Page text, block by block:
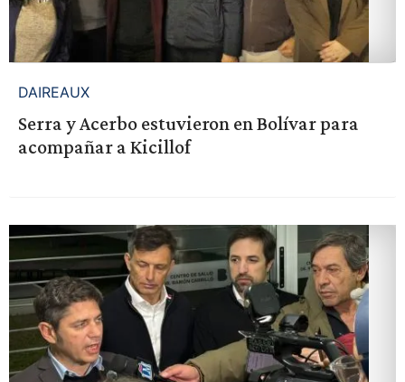
DAIREAUX
Serra y Acerbo estuvieron en Bolívar para
acompañar a Kicillof